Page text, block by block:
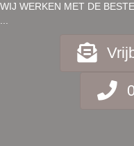
WIJ WERKEN MET DE